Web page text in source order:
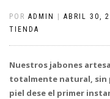
POR ADMIN ABRIL 30,
TIENDA
Nuestros jabones
totalmente natural, sin
piel dese el primer